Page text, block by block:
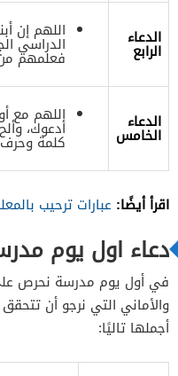
الدعاء
الرابع
اللهم إن
الدراسي
فعلمهم
الدعاء
الخامس
اللهم مع
أدعوك،
كلمة
اقرأ أيضًا: عبارات ترحيب
دعاء اول يوم
في أول يوم مدرسة نحرص على
والأماني التي نرجو أن
أجملها تاليًا: